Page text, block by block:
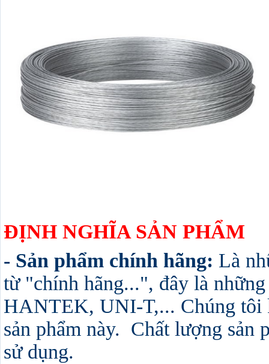
ĐỊNH NGHĨA SẢN PHẨM
- Sản phẩm chính hãng: Là
từ "chính hãng...", đây là
HANTEK, UNI-T,... Chúng tôi
sản phẩm này. Chất lượng sản
sử dụng.